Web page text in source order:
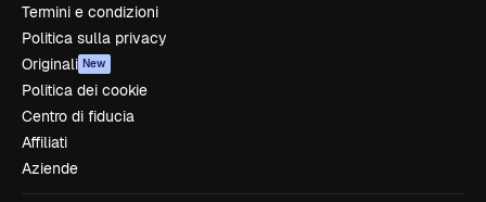
Termini e condizioni
Politica sulla privacy
Originali New
Politica dei cookie
Centro di fiducia
Affiliati
Aziende